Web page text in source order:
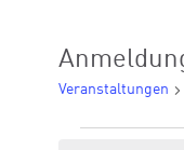
Veranstaltungen